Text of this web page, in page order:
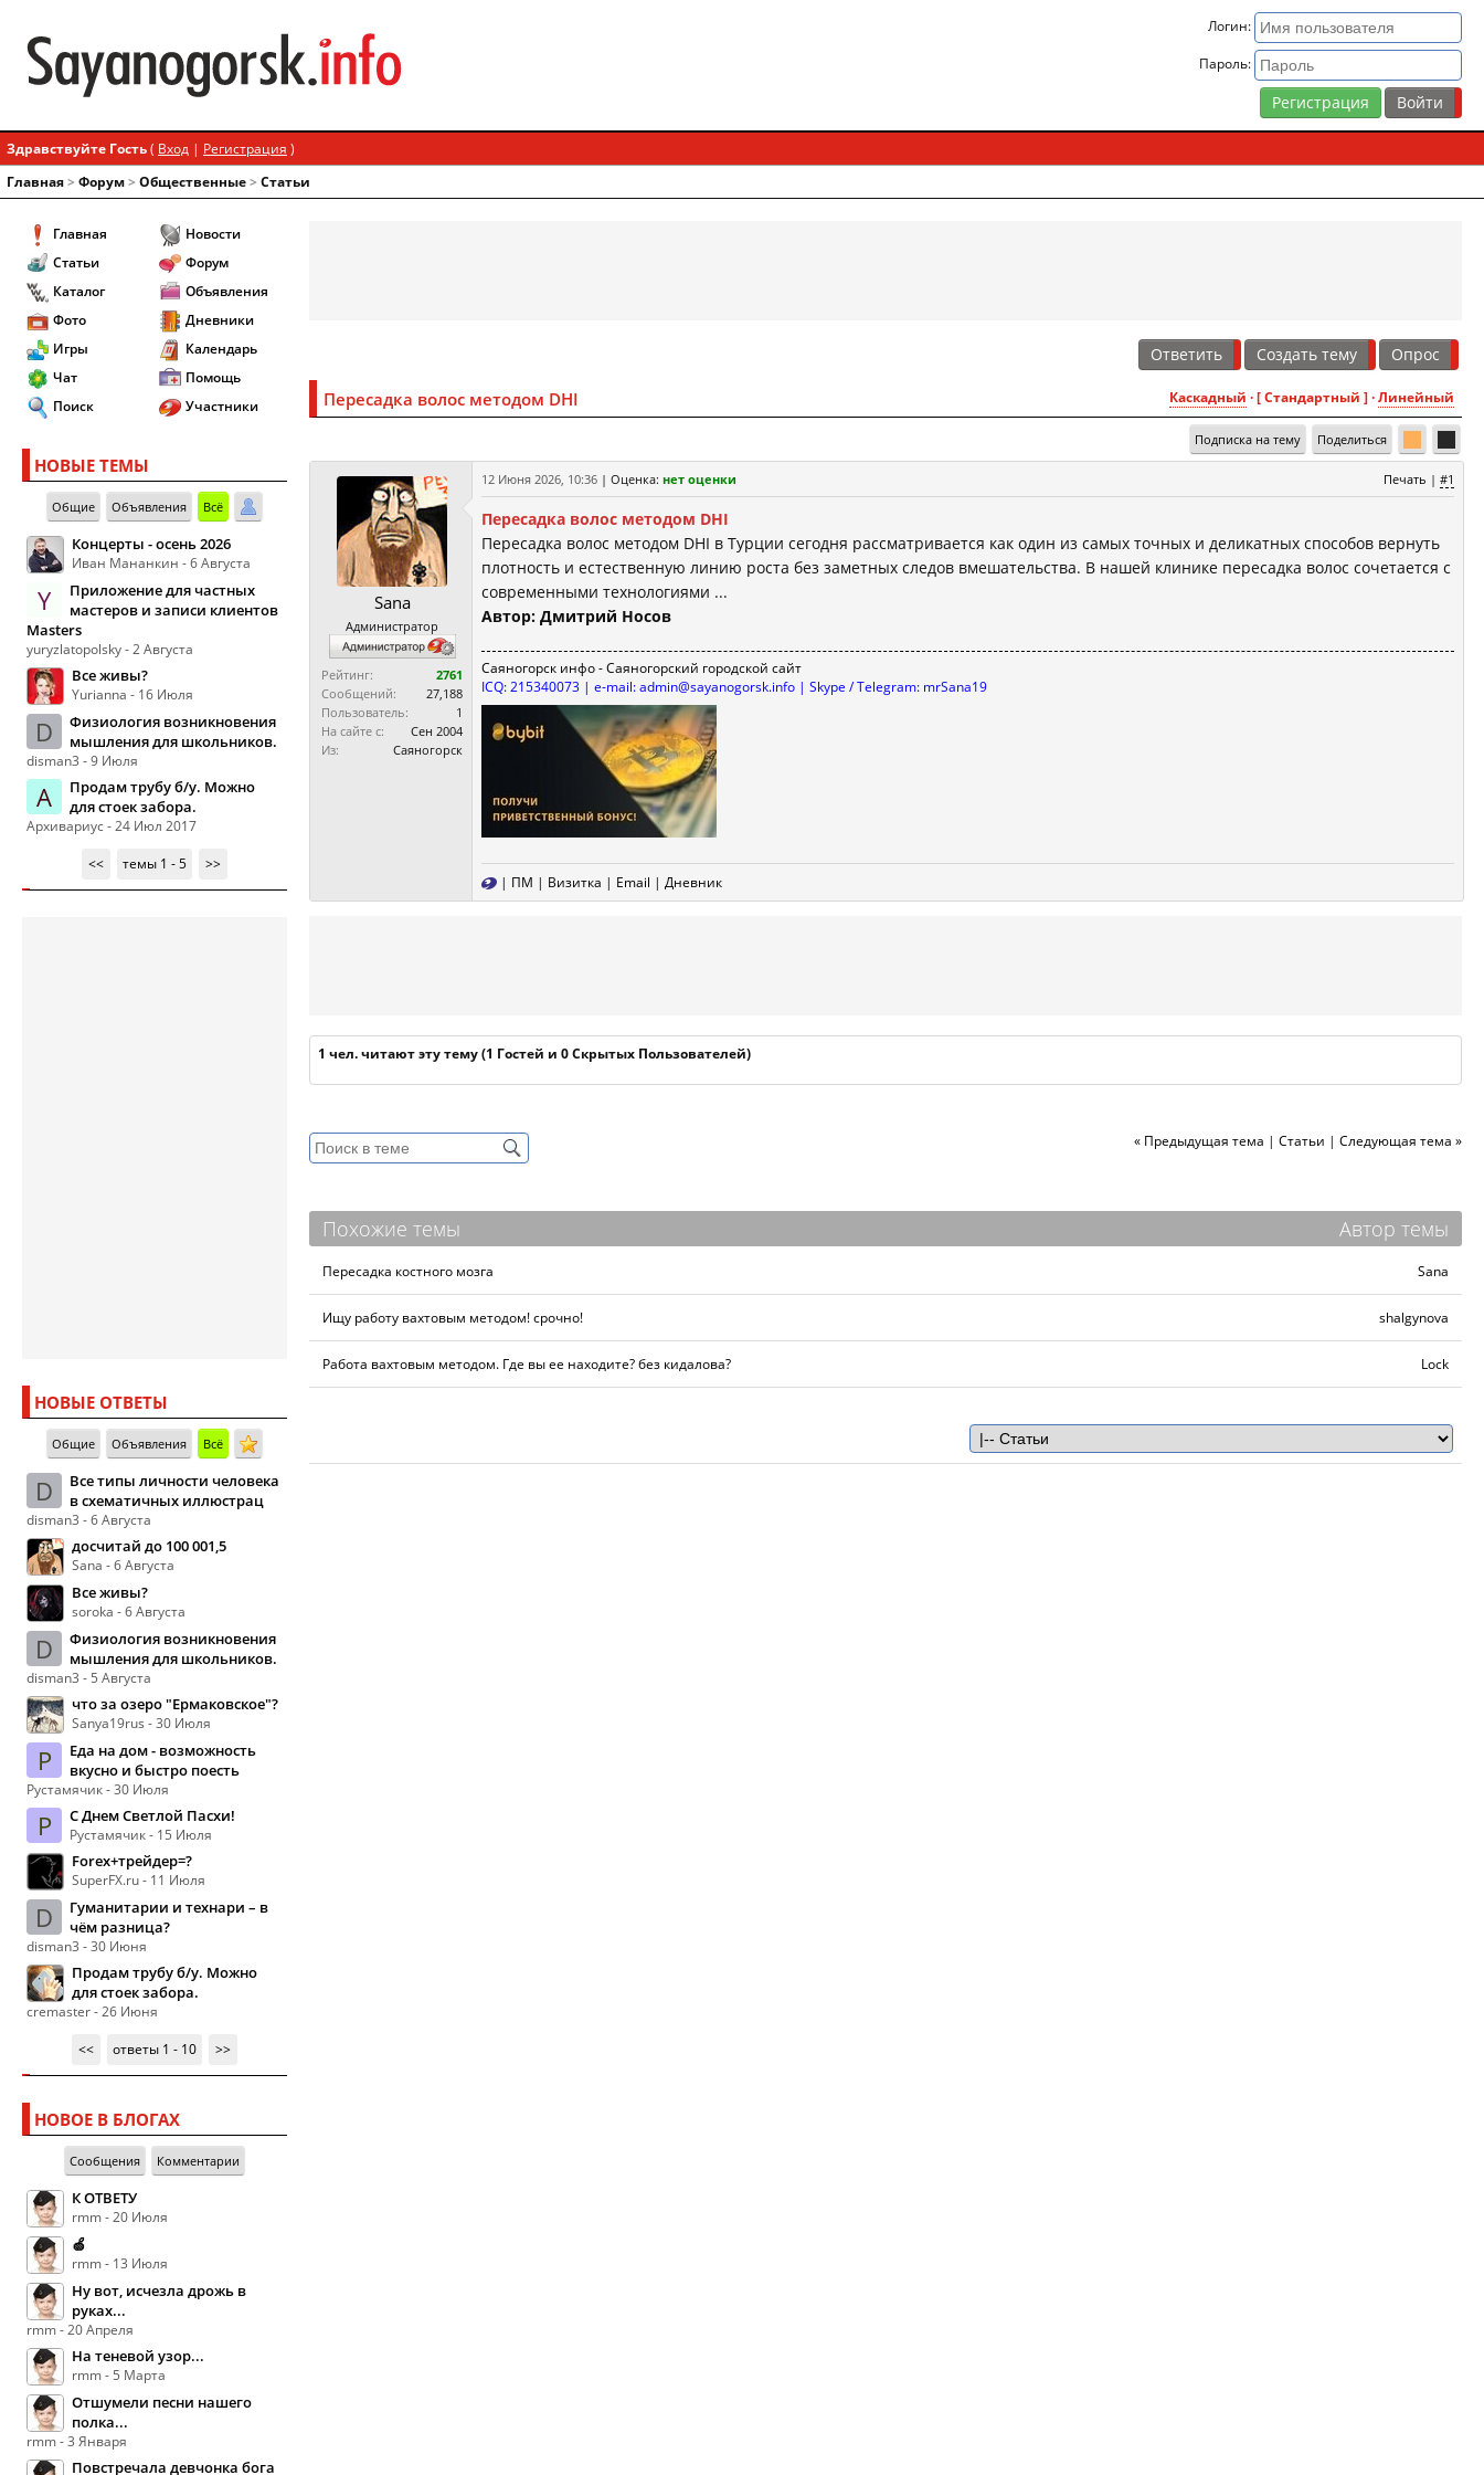
Логин:
Пароль:
Регистрация
Здравствуйте Гость( Вход | Регистрация )
Главная> Форум> Общественные> Статьи
Главная
Статьи
Каталог
Фото
Игры
Чат
Поиск
Новости
Форум
Объявления
Дневники
Календарь
Помощь
Участники
НОВЫЕ ТЕМЫ
Общие Объявления Всё
Концерты - осень 2026
Иван Мананкин - 6 Августа
Y
Приложение для частных
мастеров и записи клиентов
Masters
yuryzlatopolsky - 2 Августа
Все живы?
Yurianna - 16 Июля
D
Физиология возникновения
мышления для школьников.
disman3 - 9 Июля
А
Продам трубу б/у. Можно
для стоек забора.
Архивариус - 24 Июл 2017
<<
темы 1 - 5 >>
НОВЫЕ ОТВЕТЫ
Общие Объявления Всё
D
Все типы личности человека
в схематичных иллюстрац
disman3 - 6 Августа
досчитай до 100 001,5
Sana - 6 Августа
Все живы?
soroka - 6 Августа
D
Физиология возникновения
мышления для школьников.
disman3 - 5 Августа
что за озеро "Ермаковское"?
Sanya19rus - 30 Июля
Р
Еда на дом - возможность
вкусно и быстро поесть
Рустамячик - 30 Июля
Р С Днем Светлой Пасхи!
Рустамячик - 15 Июля
Forex+трейдер=?
SuperFX.ru - 11 Июля
D
Гуманитарии и технари – в
чём разница?
disman3 - 30 Июня
Продам трубу б/у. Можно
для стоек забора.
cremaster - 26 Июня
<<
ответы 1 - 10 >>
НОВОЕ В БЛОГАХ
Сообщения Комментарии
К ОТВЕТУ
rmm - 20 Июля
🍏
rmm - 13 Июля
Ну вот, исчезла дрожь в
руках...
rmm - 20 Апреля
На теневой узор...
rmm - 5 Марта
Отшумели песни нашего
полка...
rmm - 3 Января
Повстречала девчонка бога
Ответить Создать тему Опрос
Каскадный · [ Стандартный ] ·Линейный
Пересадка волос методом DHI
Подписка на тему Поделиться
Sana
Администратор
Рейтинг:
2761
Сообщений:
27,188
Пользователь:
1
На сайте с:
Сен 2004
Из:
Саяногорск
Печать | #1
12 Июня 2026, 10:36 | Оценка: нет оценки
Пересадка волос методом DHI
Пересадка волос методом DHI в Турции сегодня рассматривается как один из самых точных и деликатных способов вернуть
плотность и естественную линию роста без заметных следов вмешательства. В нашей клинике пересадка волос сочетается с
современными технологиями ...
Автор: Дмитрий Носов
Саяногорск инфо - Саяногорский городской сайт
ICQ: 215340073 | e-mail: admin@sayanogorsk.info | Skype / Telegram: mrSana19
| ПМ | Визитка | Email | Дневник
1 чел. читают эту тему (1 Гостей и 0 Скрытых Пользователей)
« Предыдущая тема | Статьи | Следующая тема »
Похожие темы Автор темы
Пересадка костного мозга Sana
Ищу работу вахтовым методом! срочно! shalgynova
Работа вахтовым методом. Где вы ее находите? без кидалова? Lock